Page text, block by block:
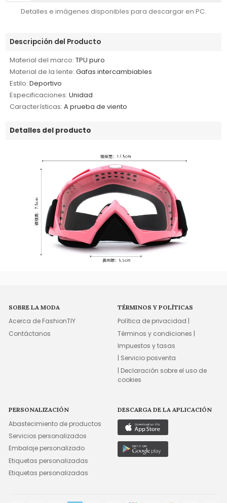
Detalles e imágenes disponibles para descargar en PC.
Descripción del Producto
Material del marco: TPU puro
Material de la lente: Gafas intercambiables
Estilo: Deportivo
Especificaciones: Unidad
Características: A prueba de viento
Detalles del producto
SOBRE LA MODA
Acerca de FashionTIY
Contáctanos
TÉRMINOS Y POLÍTICAS
Política de privacidad |
Términos y condiciones |
Impuestos y tasas
| Servicio posventa
| Declaración sobre el uso de
cookies
PERSONALIZACIÓN
Abastecimiento de productos
Servicios personalizados
Embalaje personalizado
Etiquetas personalizadas
Etiquetas personalizadas
DESCARGA DE LA APLICACIÓN